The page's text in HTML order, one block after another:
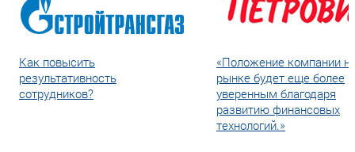
Как повысить
результативность
сотрудников?
«Положение компании
рынке будет еще более
уверенным благодаря
развитию финансовых
технологий.»